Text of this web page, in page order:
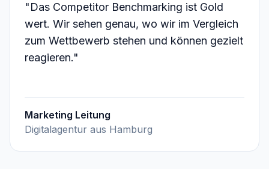
"Das Competitor Benchmarking ist Gold
wert. Wir sehen genau, wo wir im Vergleich
zum Wettbewerb stehen und können gezielt
reagieren."
Marketing Leitung
Digitalagentur aus Hamburg